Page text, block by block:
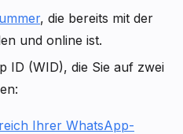
, die bereits mit der
und online ist.
ID (WID), die Sie auf zwei
Ihrer WhatsApp-